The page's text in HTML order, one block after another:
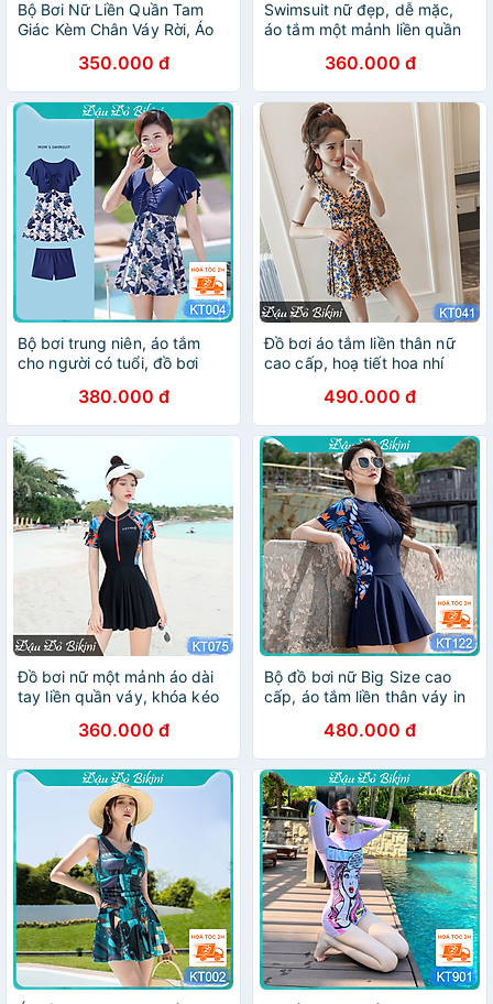
Bộ Bơi Nữ Liền Quần Tam
Giác Kèm Chân Váy Rời, Áo
Màu Sáng, Thun Bơi Mát, Có
Sẵn Đệm Tròn Tạo Phom |
KT608
350.000 đ
Swimsuit nữ đẹp, dễ mặc,
áo tắm một mảnh liền quần
thoải mái dễ chịu dưới nước,
có khóa kéo trước, chất thun
bơi đẹp co giãn tốt | KT601
360.000 đ
Bộ bơi trung niên, áo tắm
cho người có tuổi, đồ bơi
dáng váy & quần short đùi
rời gọn gàng, màu sắc trang
nhã, chất thun bơi lạnh Lycra
cao cấp dày mịn mát, co
giãn đa chiều | KT004
380.000 đ
Đồ bơi áo tắm liền thân nữ
cao cấp, hoạ tiết hoa nhí
chuẩn dáng đẹp, chất thun
bơi lạnh dày dặn mịn mát |
KT041
490.000 đ
Đồ bơi nữ một mảnh áo dài
tay liền quần váy, khóa kéo
có sẵn đệm ngực, chất thun
bơi lạnh dầy mịn mát |
KT075
360.000 đ
Bộ đồ bơi nữ Big Size cao
cấp, áo tắm liền thân váy in
chất thun bơi lạnh xịn co
giãn cao, tôn dáng đẹp, có
size nhỏ cho nữ từ 43kg |
KT121
480.000 đ